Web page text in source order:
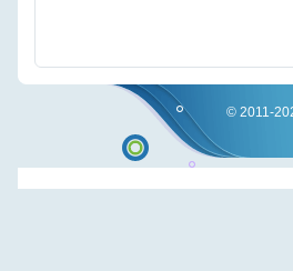
© 2011-